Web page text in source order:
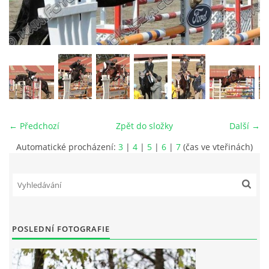
VIDEA
NOVÝ PŘEKÁŽKOVÝ MATERIÁL
MORAVSKOSLEZSKÉM KRAJI
NEDOSTAVILI NA PODZIMNÍ BRIGÁDU
← Předchozí Další →
Zpět do složky
Automatické procházení: 3 | 4 | 5 | 6 | 7 (čas ve vteřinách)
POSLEDNÍ FOTOGRAFIE